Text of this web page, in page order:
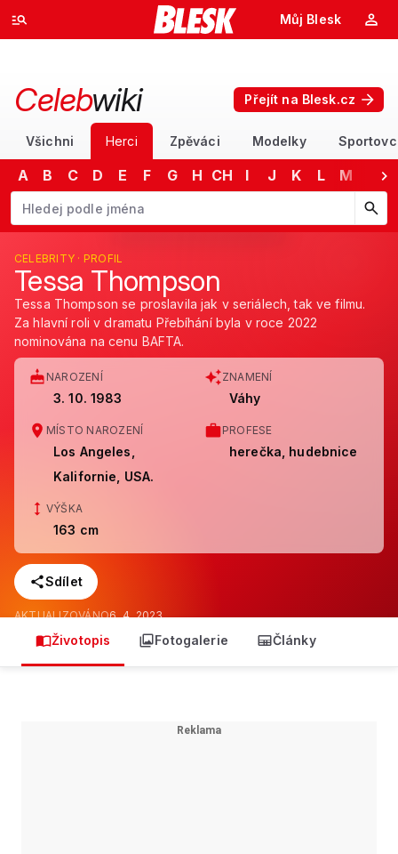
Můj Blesk
Celebwiki Přejít na Blesk.cz
Všichni Herci Zpěváci Modelky
A B C D E F G H CH I J K L M
Začněte psát jméno. Šipkami dolů a nahoru procházejte návrhy,
CELEBRITY · PROFIL
Tessa Thompson
Tessa Thompson se proslavila jak v seriálech, tak ve filmu.
Za hlavní roli v dramatu Přebíhání byla v roce 2022
nominována na cenu BAFTA.
NAROZENÍ
3. 10. 1983
ZNAMENÍ
Váhy
MÍSTO NAROZENÍ
Los Angeles,
Kalifornie, USA.
PROFESE
herečka, hudebnice
VÝŠKA
163 cm
Sdílet
AKTUALIZOVÁNO6. 4. 2023
Životopis Fotogalerie Články